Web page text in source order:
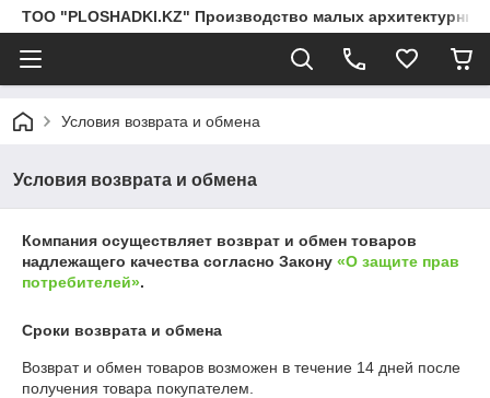
ТОО "PLOSHADKI.KZ" Производство малых
Условия возврата и обмена
Условия возврата и обмена
Компания осуществляет возврат и обмен товаров
надлежащего качества согласно Закону «О защите прав
потребителей».
Сроки возврата и обмена
Возврат и обмен товаров возможен в течение 14 дней после
получения товара покупателем.